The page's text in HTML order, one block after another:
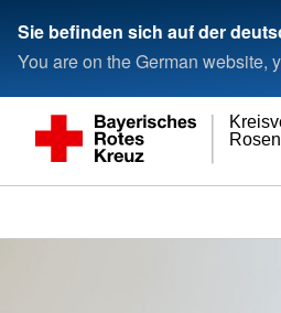
Sie befinden sich auf der
You are on the German website,